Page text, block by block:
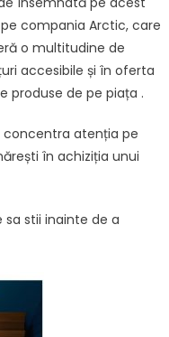
compania Arctic, care
o multitudine de
accesibile și în oferta
produse de pe piața .
atenția pe
în achiziția unui
sa stii inainte de a